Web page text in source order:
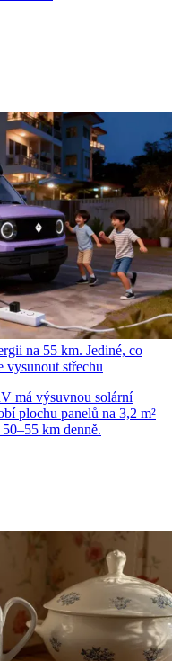
na 55 km. Jediné, co
vysunout střechu
má výsuvnou solární
plochu panelů na 3,2 m²
km denně.